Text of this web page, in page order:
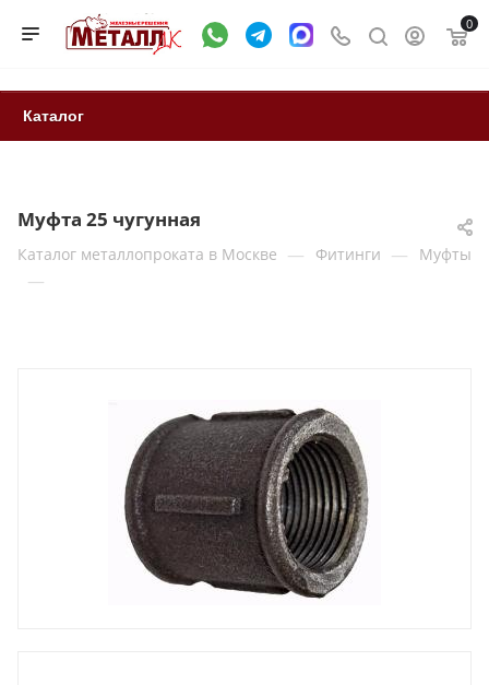
0
Каталог
Муфта 25 чугунная
Каталог металлопроката в Москве — Фитинги — Муфты
—